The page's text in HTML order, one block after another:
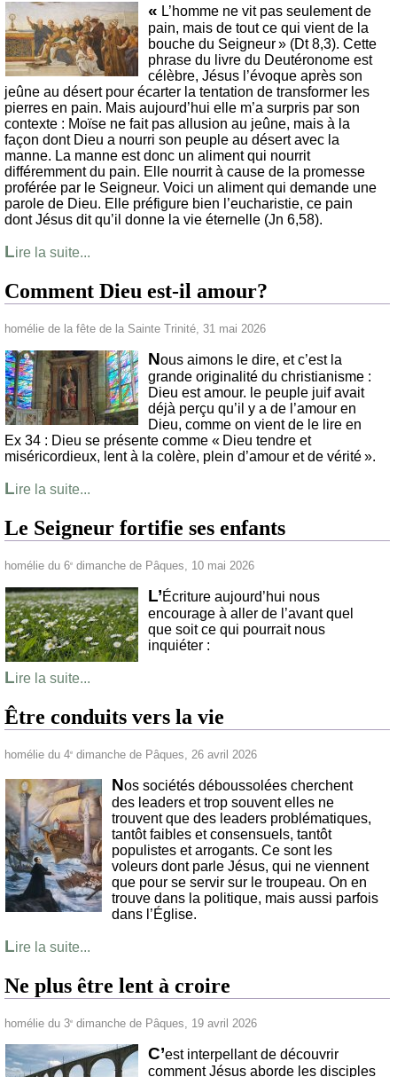
« L’homme ne vit pas seulement de
pain, mais de tout ce qui vient de la
bouche du Seigneur » (Dt 8,3). Cette
phrase du livre du Deutéronome est
célèbre, Jésus l’évoque après son
jeûne au désert pour écarter la tentation de transformer les
pierres en pain. Mais aujourd’hui elle m’a surpris par son
contexte : Moïse ne fait pas allusion au jeûne, mais à la
façon dont Dieu a nourri son peuple au désert avec la
manne. La manne est donc un aliment qui nourrit
différemment du pain. Elle nourrit à cause de la promesse
proférée par le Seigneur. Voici un aliment qui demande une
parole de Dieu. Elle préfigure bien l’eucharistie, ce pain
dont Jésus dit qu’il donne la vie éternelle (Jn 6,58).
Lire la suite...
Comment Dieu est-il amour?
homélie de la fête de la Sainte Trinité, 31 mai 2026
Nous aimons le dire, et c’est la
grande originalité du christianisme :
Dieu est amour. le peuple juif avait
déjà perçu qu’il y a de l’amour en
Dieu, comme on vient de le lire en
Ex 34 : Dieu se présente comme « Dieu tendre et
miséricordieux, lent à la colère, plein d’amour et de vérité ».
Lire la suite...
Le Seigneur fortifie ses enfants
homélie du 6e dimanche de Pâques, 10 mai 2026
L’Écriture aujourd’hui nous
encourage à aller de l’avant quel
que soit ce qui pourrait nous
inquiéter :
Lire la suite...
Être conduits vers la vie
homélie du 4e dimanche de Pâques, 26 avril 2026
Nos sociétés déboussolées cherchent
des leaders et trop souvent elles ne
trouvent que des leaders problématiques,
tantôt faibles et consensuels, tantôt
populistes et arrogants. Ce sont les
voleurs dont parle Jésus, qui ne viennent
que pour se servir sur le troupeau. On en
trouve dans la politique, mais aussi parfois
dans l’Église.
Lire la suite...
Ne plus être lent à croire
homélie du 3e dimanche de Pâques, 19 avril 2026
C’est interpellant de découvrir
comment Jésus aborde les disciples